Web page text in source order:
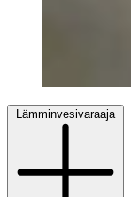
Lämminvesivaraaja